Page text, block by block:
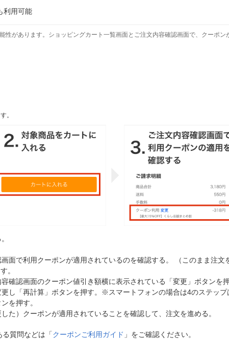
利用可能
性があります。ショッピングカート一覧画面とご注文内容確認画面で、クーポン
。
面で利用クーポンが適用されているのを確認する。 （このまま注文
。
確認画面のクーポン値引き額横に表示されている「変更」ボタンを押
し「再計算」ボタンを押す。※スマートフォンの場合は4のステップ
を押す。
た）クーポンが適用されていることを確認して、注文を進める。
質問などは「クーポンご利用ガイド 」をご確認ください。